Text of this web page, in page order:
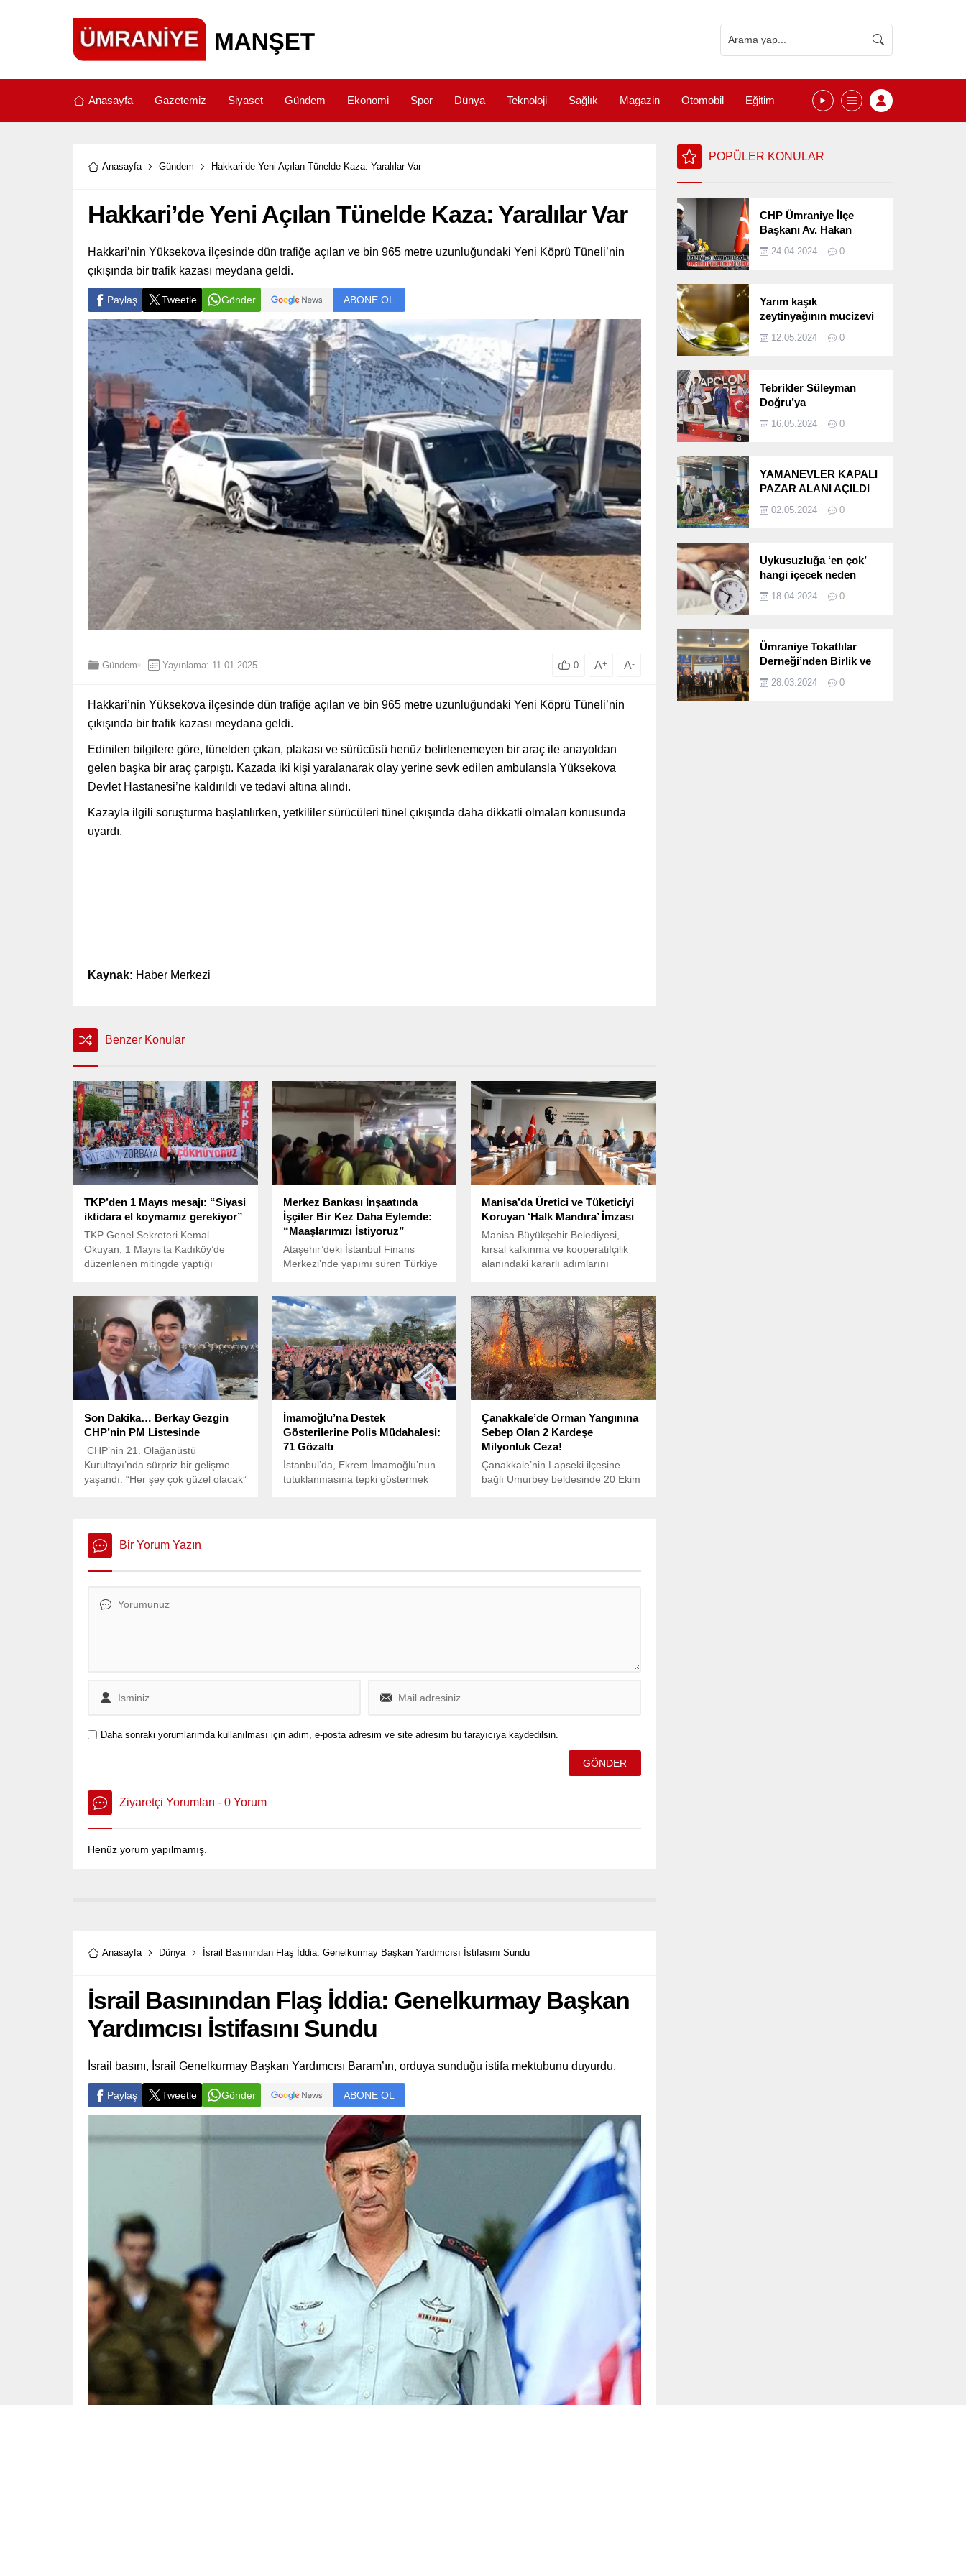
Anasayfa Gazetemiz Siyaset Gündem Ekonomi Spor Dünya Teknoloji Sağlık Magazin Otomobil Eğitim
Anasayfa Gündem Hakkari’de Yeni Açılan Tünelde Kaza: Yaralılar Var
Hakkari’de Yeni Açılan Tünelde Kaza: Yaralılar Var
Hakkari’nin Yüksekova ilçesinde dün trafiğe açılan ve bin 965 metre uzunluğundaki Yeni Köprü Tüneli’nin
çıkışında bir trafik kazası meydana geldi.
Paylaş Tweetle Gönder ABONE OL
Gündem Yayınlama: 11.01.2025 0 A+ A-
Hakkari’nin Yüksekova ilçesinde dün trafiğe açılan ve bin 965 metre uzunluğundaki Yeni Köprü Tüneli’nin
çıkışında bir trafik kazası meydana geldi.
Edinilen bilgilere göre, tünelden çıkan, plakası ve sürücüsü henüz belirlenemeyen bir araç ile anayoldan
gelen başka bir araç çarpıştı. Kazada iki kişi yaralanarak olay yerine sevk edilen ambulansla Yüksekova
Devlet Hastanesi’ne kaldırıldı ve tedavi altına alındı.
Kazayla ilgili soruşturma başlatılırken, yetkililer sürücüleri tünel çıkışında daha dikkatli olmaları konusunda
uyardı.
Kaynak: Haber Merkezi
Benzer Konular
TKP’den 1 Mayıs mesajı: “Siyasi
iktidara el koymamız gerekiyor”
TKP Genel Sekreteri Kemal
Okuyan, 1 Mayıs’ta Kadıköy’de
düzenlenen mitingde yaptığı
zorundayız” dedi.
Merkez Bankası İnşaatında
İşçiler Bir Kez Daha Eylemde:
“Maaşlarımızı İstiyoruz”
Ataşehir’deki İstanbul Finans
Merkezi’nde yapımı süren Türkiye
ödenmeyen maaşları için yeniden
eyleme geçti.
Manisa’da Üretici ve Tüketiciyi
Koruyan ‘Halk Mandıra’ İmzası
Manisa Büyükşehir Belediyesi,
kırsal kalkınma ve kooperatifçilik
alanındaki kararlı adımlarını
Son Dakika… Berkay Gezgin
CHP’nin PM Listesinde
CHP’nin 21. Olağanüstü
Kurultayı’nda sürpriz bir gelişme
yaşandı. “Her şey çok güzel olacak”
İmamoğlu’na Destek
Gösterilerine Polis Müdahalesi:
71 Gözaltı
İstanbul’da, Ekrem İmamoğlu’nun
tutuklanmasına tepki göstermek
Çanakkale’de Orman Yangınına
Sebep Olan 2 Kardeşe
Milyonluk Ceza!
Çanakkale’nin Lapseki ilçesine
bağlı Umurbey beldesinde 20 Ekim
Bir Yorum Yazın
Daha sonraki yorumlarımda kullanılması için adım, e-posta adresim ve site adresim bu tarayıcıya kaydedilsin.
Ziyaretçi Yorumları - 0 Yorum
Henüz yorum yapılmamış.
Anasayfa Dünya İsrail Basınından Flaş İddia: Genelkurmay Başkan Yardımcısı İstifasını Sundu
İsrail Basınından Flaş İddia: Genelkurmay Başkan
Yardımcısı İstifasını Sundu
İsrail basını, İsrail Genelkurmay Başkan Yardımcısı Baram’ın, orduya sunduğu istifa mektubunu duyurdu.
Paylaş Tweetle Gönder ABONE OL
POPÜLER KONULAR
CHP Ümraniye İlçe
Başkanı Av. Hakan
Seçimlerini
24.04.2024 0
Yarım kaşık
zeytinyağının mucizevi
12.05.2024 0
Tebrikler Süleyman
Doğru’ya
16.05.2024 0
YAMANEVLER KAPALI
PAZAR ALANI AÇILDI
02.05.2024 0
Uykusuzluğa ‘en çok’
hangi içecek neden
18.04.2024 0
Ümraniye Tokatlılar
Derneği’nden Birlik ve
Programı
28.03.2024 0